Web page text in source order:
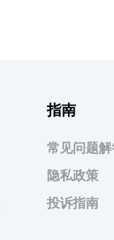
指南
常见问题
隐私政策
投诉指南